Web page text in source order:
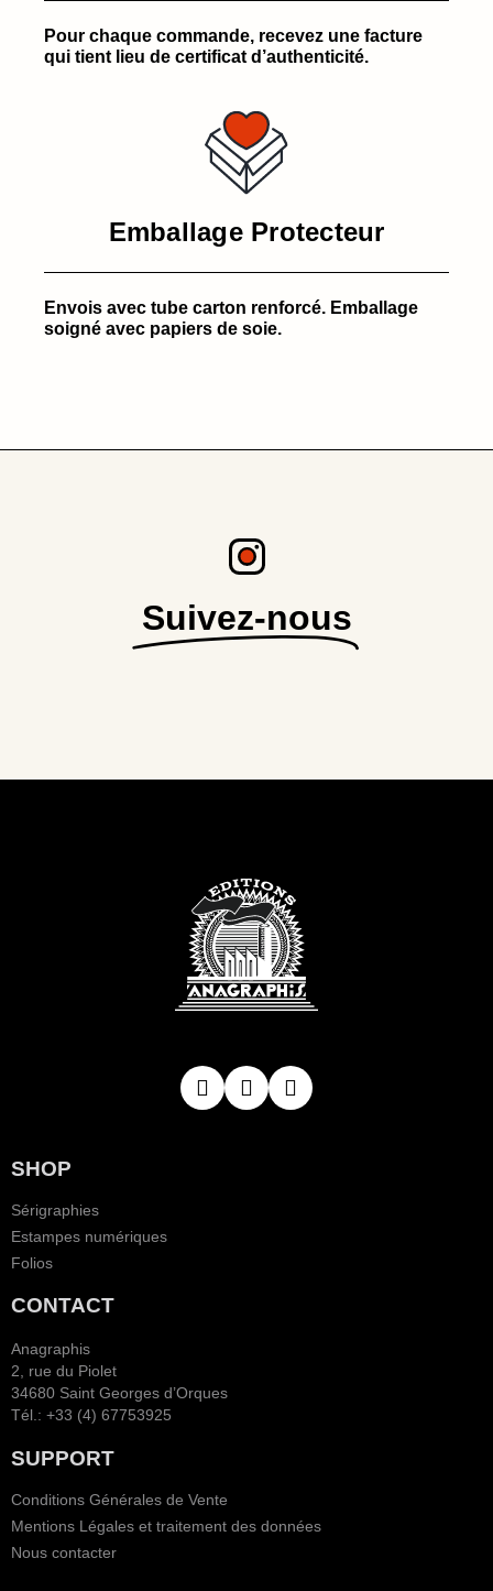
Pour chaque commande, recevez une facture
qui tient lieu de certificat d’authenticité.
Emballage Protecteur
Envois avec tube carton renforcé. Emballage
soigné avec papiers de soie.
Suivez-nous
SHOP
Sérigraphies
Estampes numériques
Folios
CONTACT
Anagraphis
2, rue du Piolet
34680 Saint Georges d’Orques
Tél.: +33 (4) 67753925
SUPPORT
Conditions Générales de Vente
Mentions Légales et traitement des données
Nous contacter